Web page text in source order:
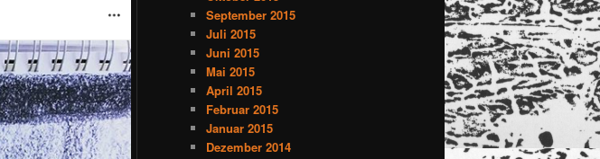
September 2015
Juli 2015
Juni 2015
Mai 2015
April 2015
Februar 2015
Januar 2015
Dezember 2014